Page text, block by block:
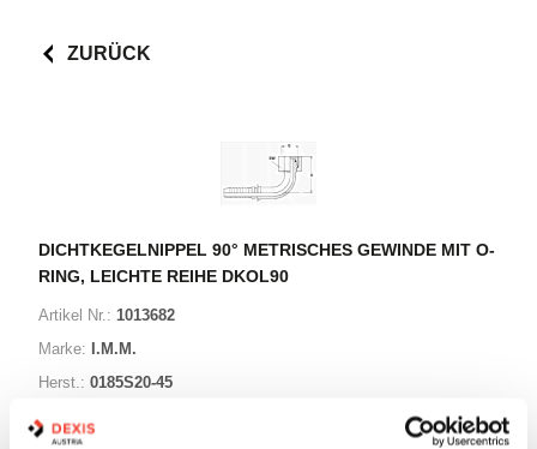
ZURÜCK
DICHTKEGELNIPPEL 90° METRISCHES GEWINDE MIT O-
RING, LEICHTE REIHE DKOL90
Artikel Nr.: 1013682
Marke: I.M.M.
Herst.: 0185S20-45
Bezeichnung: